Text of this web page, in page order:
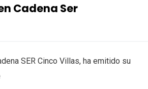
Cadena Ser
SER Cinco Villas, ha emitido su